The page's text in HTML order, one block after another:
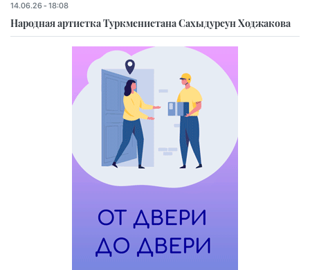
14.06.26 - 18:08
Народная артистка Туркменистана Сахыдурсун Ходжакова